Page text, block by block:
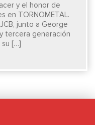
y el honor de
en TORNOMETAL.
junto a George
tercera generación
su […]